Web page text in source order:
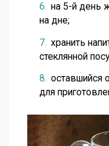
на 5-й день
на дне;
хранить
стеклянной
оставшийся
для